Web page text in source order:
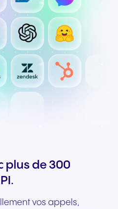
plus de 300
vos appels,